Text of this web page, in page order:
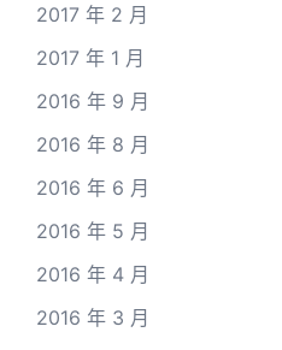
2017 年 2 月
2017 年 1 月
2016 年 9 月
2016 年 8 月
2016 年 6 月
2016 年 5 月
2016 年 4 月
2016 年 3 月